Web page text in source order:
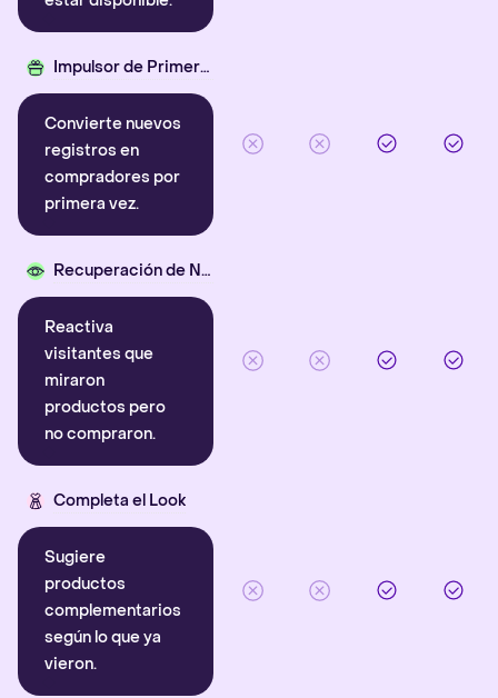
Impulsor de Primera Compra
Convierte nuevos
registros en
compradores por
primera vez.
Recuperación de Navegación
Reactiva
visitantes que
miraron
productos pero
no compraron.
Completa el Look
Sugiere
productos
complementarios
según lo que ya
vieron.